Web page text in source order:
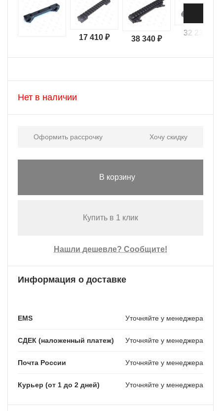
17 410 ₽ 38 340 ₽
32 230 ₽
Нет в наличии
Оформить рассрочку Хочу скидку
В корзину
Купить в 1 клик
Нашли дешевле? Сообщите!
Информация о доставке
EMS Уточняйте у менеджера
СДЕК (наложенный платеж) Уточняйте у менеджера
Почта России Уточняйте у менеджера
Курьер (от 1 до 2 дней) Уточняйте у менеджера